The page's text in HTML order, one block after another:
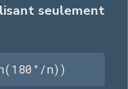
seulement
n))